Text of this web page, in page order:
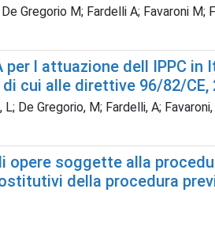
Gregorio M; Fardelli A; Favaroni
l attuazione dell IPPC
cui alle direttive 96/82/CE,
De Gregorio, M; Fardelli, A;
soggette alla
della procedura